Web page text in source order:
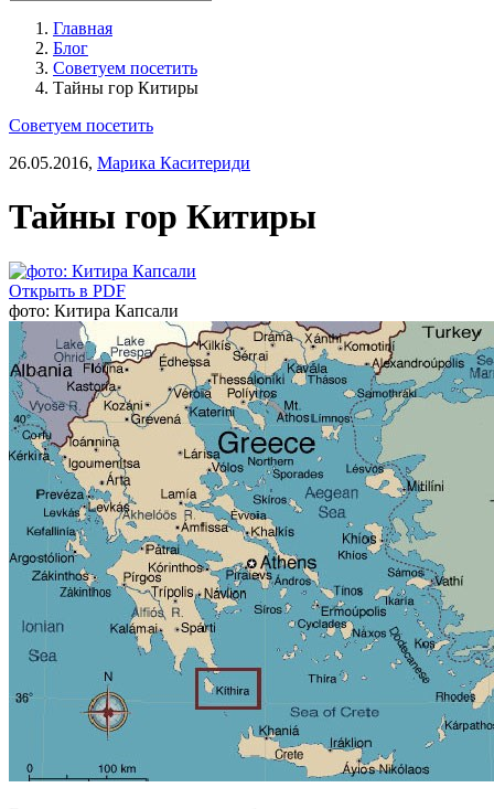
Главная
Блог
Советуем посетить
Тайны гор Китиры
Советуем посетить
26.05.2016, Марика Каситериди
Тайны гор Китиры
Открыть в PDF
фото: Китира Капсали